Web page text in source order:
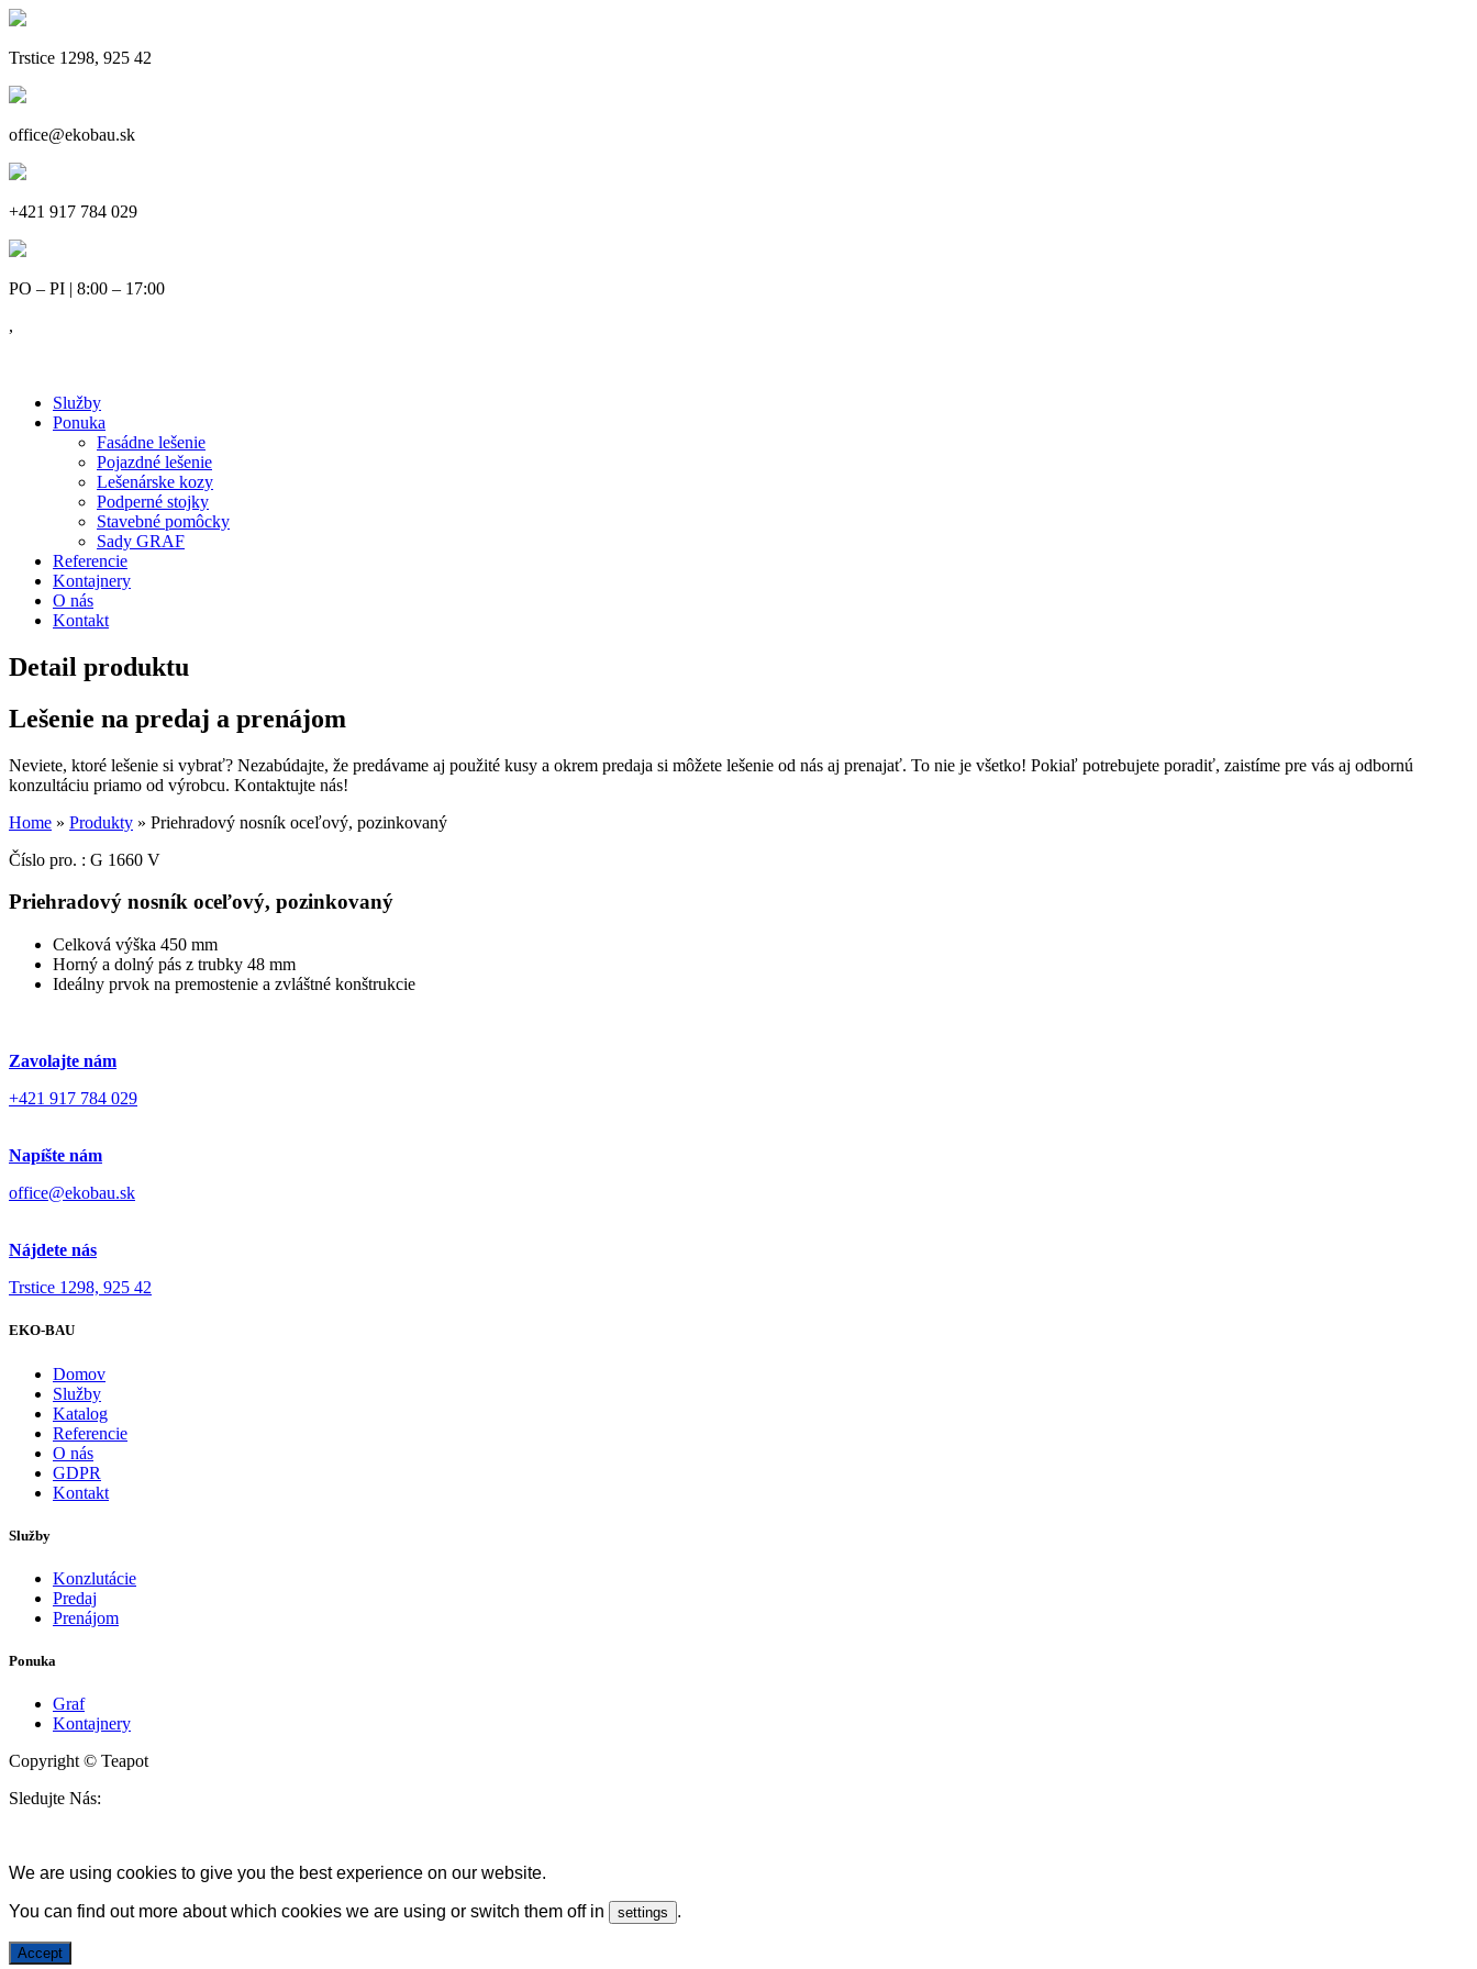
Trstice 1298, 925 42
office@ekobau.sk
+421 917 784 029
PO – PI | 8:00 – 17:00
,
Služby
Ponuka
Fasádne lešenie
Pojazdné lešenie
Lešenárske kozy
Podperné stojky
Stavebné pomôcky
Sady GRAF
Referencie
Kontajnery
O nás
Kontakt
Detail produktu
Lešenie na predaj a prenájom
Neviete, ktoré lešenie si vybrať? Nezabúdajte, že predávame aj použité kusy a okrem predaja si môžete lešenie od nás aj prenajať. To nie je všetko! Pokiaľ potrebujete poradiť, zaistíme pre vás aj odbornú
konzultáciu priamo od výrobcu. Kontaktujte nás!
Home » Produkty » Priehradový nosník oceľový, pozinkovaný
Číslo pro. : G 1660 V
Priehradový nosník oceľový, pozinkovaný
Celková výška 450 mm
Horný a dolný pás z trubky 48 mm
Ideálny prvok na premostenie a zvláštné konštrukcie
Zavolajte nám
+421 917 784 029
Napíšte nám
office@ekobau.sk
Nájdete nás
Trstice 1298, 925 42
EKO-BAU
Domov
Služby
Katalog
Referencie
O nás
GDPR
Kontakt
Služby
Konzlutácie
Predaj
Prenájom
Ponuka
Graf
Kontajnery
Copyright © Teapot
Sledujte Nás:
We are using cookies to give you the best experience on our website.
You can find out more about which cookies we are using or switch them off in settings .
Accept